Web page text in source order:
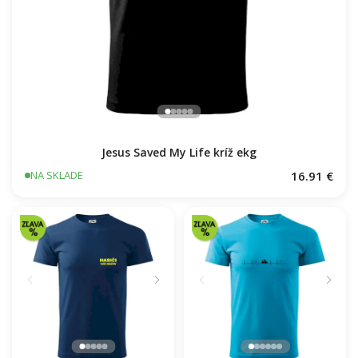
Jesus Saved My Life kríž ekg
NA SKLADE 16.91 €